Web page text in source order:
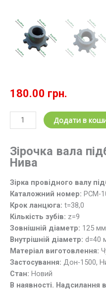
180.00 грн.
Зірочка
РСМ-10.08.07.102А-01
t=38.0)
провідного
підбирача
ДОН,
НИВА
кількість
Додати в
Зірочка вала
Нива
Зірка провідного валу
Каталожний номер: РСМ-
Крок ланцюга: t=38,0
Кількість зубів: z=9
Зовнішній діаметр: 125 мм
Внутрішній діаметр: d=40
Матеріал виготовлення:
Застосування: Дон-1500,
Стан: Новий
В наявності. Надсилання